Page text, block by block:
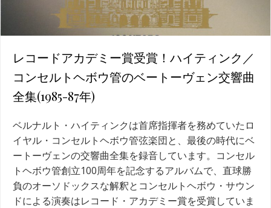
レコードアカデミー賞受賞！ハイティンク／
コンセルトヘボウ管のベートーヴェン交響曲
全集(1985-87年)
ベルナルト・ハイティンクは首席指揮者を務めていたロ
イヤル・コンセルトヘボウ管弦楽団と、最後の時代にベ
ートーヴェンの交響曲全集を録音しています。コンセル
トヘボウ管創立100周年を記念するアルバムで、直球勝
負のオーソドックスな解釈とコンセルトヘボウ・サウン
ドによる演奏はレコード・アカデミー賞を受賞していま